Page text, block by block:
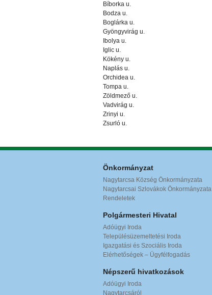
Bíborka u.
Bodza u.
Boglárka u.
Gyöngyvirág u.
Ibolya u.
Iglic u.
Kökény u.
Naplás u.
Orchidea u.
Tompa u.
Zöldmező u.
Vadvirág u.
Zrinyi u.
Zsurló u.
Önkormányzat
Nagytarcsa Község Önkormányzata
Nagytarcsai Szlovákok Önkormányzata
Rendeletek
Polgármesteri Hivatal
Adóügyi Iroda
Településüzemeltetési Iroda
Igazgatási és Szociális Iroda
Elérhetőségek – Ügyfélfogadás
Népszerű hivatkozások
Adóügyi Iroda
Nagytarcsáról